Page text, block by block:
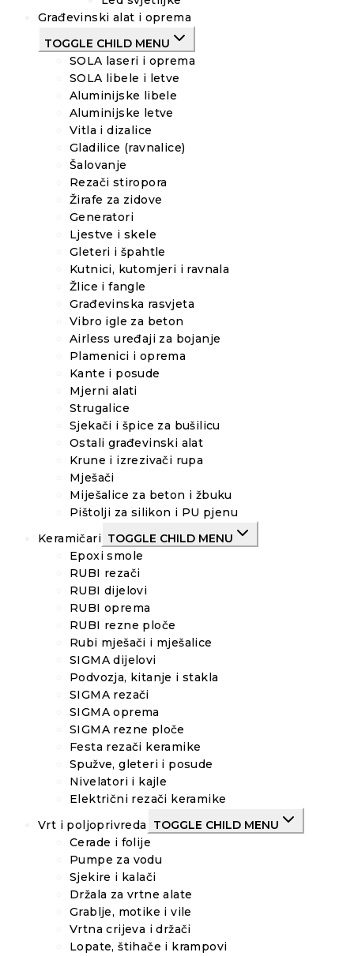
Građevinski alat i oprema
TOGGLE CHILD MENU
SOLA laseri i oprema
SOLA libele i letve
Aluminijske libele
Aluminijske letve
Vitla i dizalice
Gladilice (ravnalice)
Šalovanje
Rezači stiropora
Žirafe za zidove
Generatori
Ljestve i skele
Gleteri i špahtle
Kutnici, kutomjeri i ravnala
Žlice i fangle
Građevinska rasvjeta
Vibro igle za beton
Airless uređaji za bojanje
Plamenici i oprema
Kante i posude
Mjerni alati
Strugalice
Sjekači i špice za bušilicu
Ostali građevinski alat
Krune i izrezivači rupa
Mješači
Miješalice za beton i žbuku
Pištolji za silikon i PU pjenu
Keramičari TOGGLE CHILD MENU
Epoxi smole
RUBI rezači
RUBI dijelovi
RUBI oprema
RUBI rezne ploče
Rubi mješači i mješalice
SIGMA dijelovi
Podvozja, kitanje i stakla
SIGMA rezači
SIGMA oprema
SIGMA rezne ploče
Festa rezači keramike
Spužve, gleteri i posude
Nivelatori i kajle
Električni rezači keramike
Vrt i poljoprivreda
TOGGLE CHILD MENU
Cerade i folije
Pumpe za vodu
Sjekire i kalači
Držala za vrtne alate
Grablje, motike i vile
Vrtna crijeva i držači
Lopate, štihače i krampovi